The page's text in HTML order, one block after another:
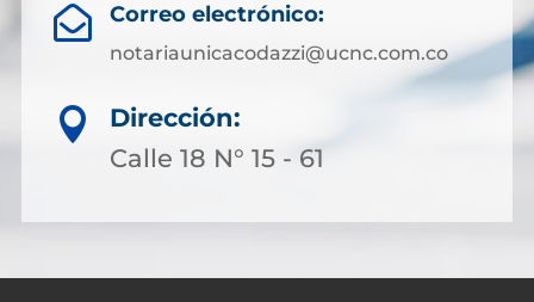
 Correo electrónico:
notariaunicacodazzi@ucnc.com.co

Dirección:
Calle 18 N° 15 - 61